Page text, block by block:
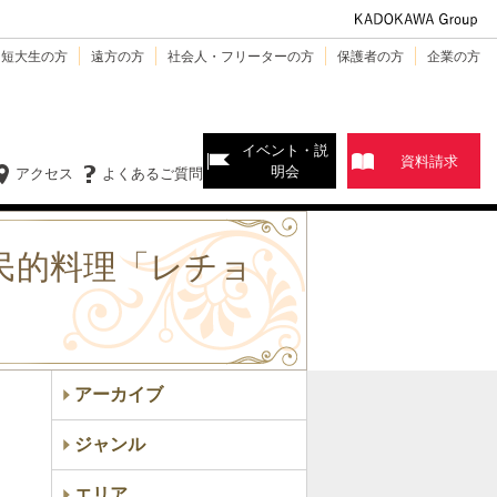
大生の方 遠方の方 社会人・フリーターの方 保護者の方 企業の方
よくあるご質問
アクセス
イベント・説
明会
資料請求
的料理「レチョ
アーカイブ
ジャンル